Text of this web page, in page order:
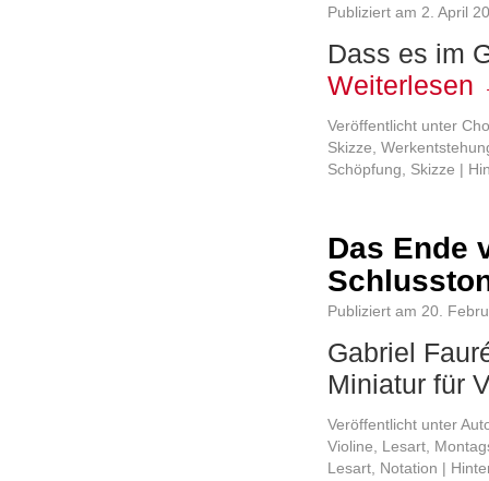
Publiziert am 2. April
Dass es im
Weiterlesen
Veröffentlicht unter
Skizze
Schöpfung
Skizze |
Das Ende
Publiziert am 20.
Gabriel
Miniatur für
Veröffentlicht unter
Violine
Lesart
Lesart Notation |